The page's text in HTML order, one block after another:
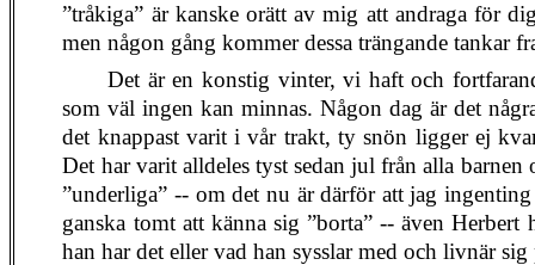
”tråkiga” är kanske orätt av mig att andraga för
men någon gång kommer dessa trängande tankar
Det är en konstig vinter, vi haft och
som väl ingen kan minnas. Någon dag är det
det knappast varit i vår trakt, ty snön ligger ej
Det har varit alldeles tyst sedan jul från alla
”underliga” -- om det nu är därför att jag
ganska tomt att känna sig ”borta” -- även
han har det eller vad han sysslar med och livnär sig